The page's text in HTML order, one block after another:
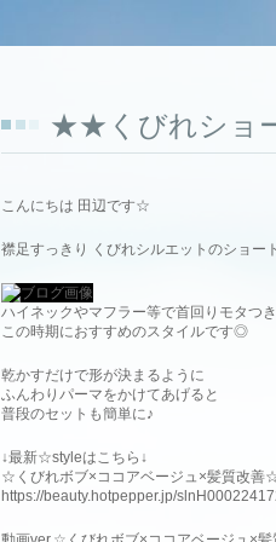
★★くびれショ
こんにちは 田辺です☆
襟足すっきり くびれシルエットのショー
ハイネックやマフラー等で首回りモタつ
この時期におすすめのスタイルです◎
乾かすだけで形が決まるように
ふんわりパーマをかけてあげると
普段のセットも簡単に♪
↓最新☆styleはこちら↓
☆くびれボブ×ココアベージュ×髪質改善
https://beauty.hotpepper.jp/